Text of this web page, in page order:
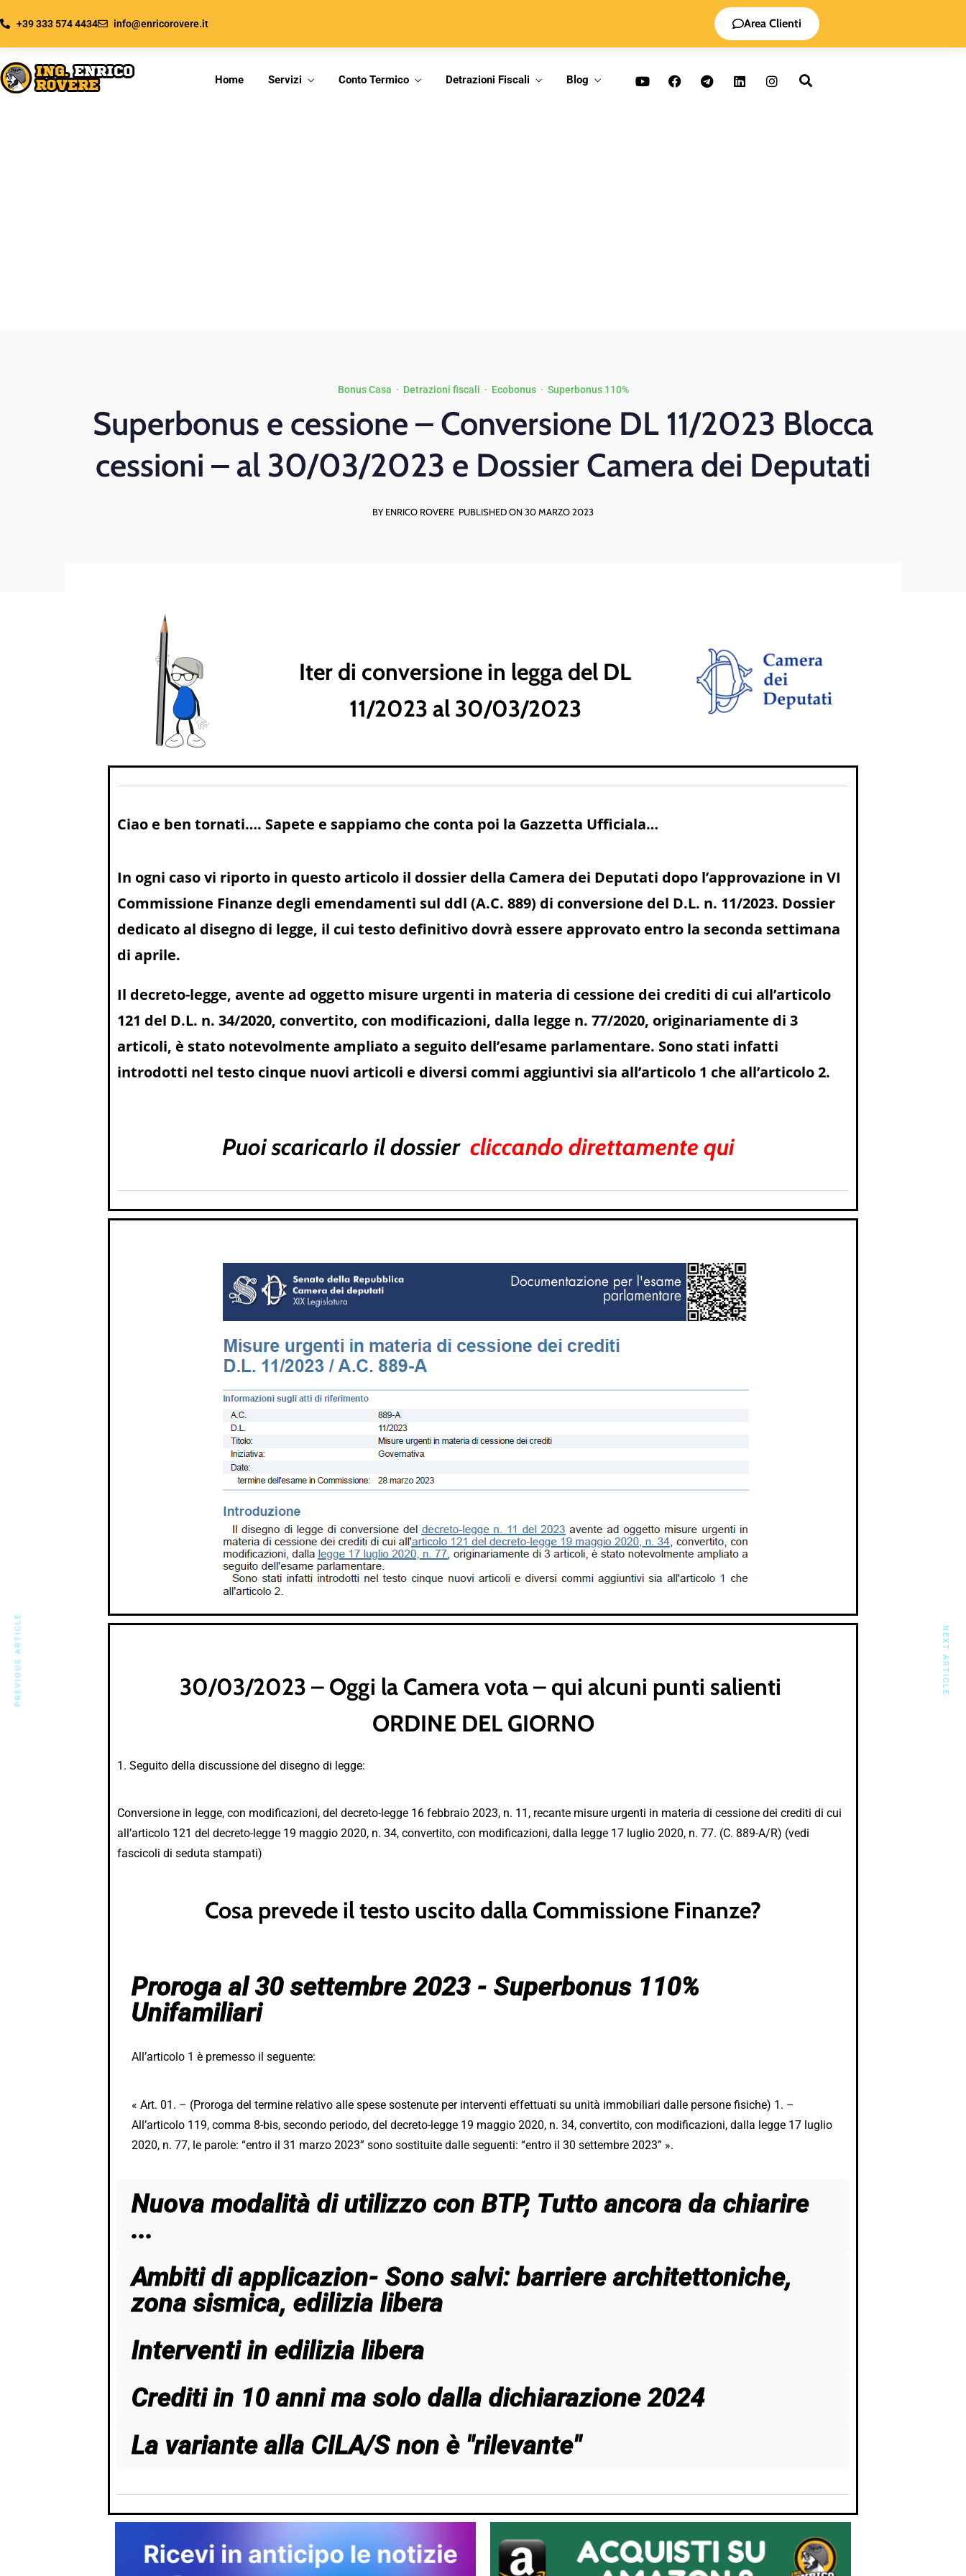
+39 333 574 4434 info@enricorovere.it Area Clienti
Home Servizi Conto Termico Detrazioni Fiscali Blog
Bonus Casa · Detrazioni fiscali · Ecobonus· Superbonus 110%
Superbonus e cessione – Conversione DL 11/2023 Blocca
cessioni – al 30/03/2023 e Dossier Camera dei Deputati
BY ENRICO ROVERE PUBLISHED ON 30 MARZO 2023
Iter di conversione in legga del DL
11/2023 al 30/03/2023
Ciao e ben tornati…. Sapete e sappiamo che conta poi la Gazzetta Ufficiala…
In ogni caso vi riporto in questo articolo il dossier della Camera dei Deputati dopo l’approvazione in VI
Commissione Finanze degli emendamenti sul ddl (A.C. 889) di conversione del D.L. n. 11/2023. Dossier
dedicato al disegno di legge, il cui testo definitivo dovrà essere approvato entro la seconda settimana
di aprile.
Il decreto-legge, avente ad oggetto misure urgenti in materia di cessione dei crediti di cui all’articolo
121 del D.L. n. 34/2020, convertito, con modificazioni, dalla legge n. 77/2020, originariamente di 3
articoli, è stato notevolmente ampliato a seguito dell’esame parlamentare. Sono stati infatti
introdotti nel testo cinque nuovi articoli e diversi commi aggiuntivi sia all’articolo 1 che all’articolo 2.
Puoi scaricarlo il dossier cliccando direttamente qui
30/03/2023 – Oggi la Camera vota – qui alcuni punti salienti
ORDINE DEL GIORNO
1. Seguito della discussione del disegno di legge:
Conversione in legge, con modificazioni, del decreto-legge 16 febbraio 2023, n. 11, recante misure urgenti in materia di cessione dei crediti di cui
all’articolo 121 del decreto-legge 19 maggio 2020, n. 34, convertito, con modificazioni, dalla legge 17 luglio 2020, n. 77. (C. 889-A/R) (vedi
fascicoli di seduta stampati)
Cosa prevede il testo uscito dalla Commissione Finanze?
Proroga al 30 settembre 2023 - Superbonus 110%
Unifamiliari
All’articolo 1 è premesso il seguente:
« Art. 01. – (Proroga del termine relativo alle spese sostenute per interventi effettuati su unità immobiliari dalle persone fisiche) 1. –
All’articolo 119, comma 8-bis, secondo periodo, del decreto-legge 19 maggio 2020, n. 34, convertito, con modificazioni, dalla legge 17 luglio
2020, n. 77, le parole: “entro il 31 marzo 2023” sono sostituite dalle seguenti: “entro il 30 settembre 2023” ».
Nuova modalità di utilizzo con BTP, Tutto ancora da chiarire
...
Ambiti di applicazion- Sono salvi: barriere architettoniche,
zona sismica, edilizia libera
Interventi in edilizia libera
Crediti in 10 anni ma solo dalla dichiarazione 2024
La variante alla CILA/S non è "rilevante"
PREVIOUS ARTICLE NEXT ARTICLE